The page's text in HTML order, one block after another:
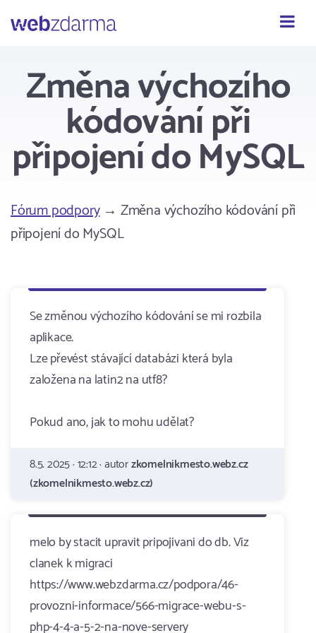
Webzdarma
Změna výchozího
kódování při
připojení do MySQL
Fórum podpory→ Změna výchozího kódování při
připojení do MySQL
Se změnou výchozího kódování se mi rozbila
aplikace.
Lze převést stávající databázi která byla
založena na latin2 na utf8?
Pokud ano, jak to mohu udělat?
8.5. 2025 · 12:12 · autorzkomelnikmesto.webz.cz
(zkomelnikmesto.webz.cz)
melo by stacit upravit pripojivani do db. Viz
clanek k migraci
https://www.webzdarma.cz/podpora/46-
provozni-informace/566-migrace-webu-s-
php-4-4-a-5-2-na-nove-servery